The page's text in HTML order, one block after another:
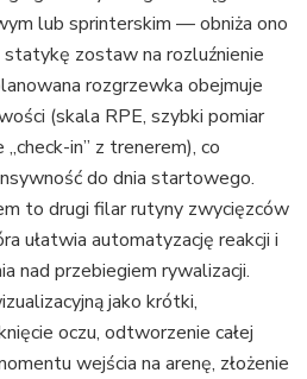
lub sprinterskim — obniża ono
zostaw na rozluźnienie
rozgrzewka obejmuje
(skala RPE, szybki pomiar
in” z trenerem), co
do dnia startowego.
to drugi filar rutyny zwycięzców
ułatwia automatyzację reakcji i
nad przebiegiem rywalizacji.
jako krótki,
oczu, odtworzenie całej
wejścia na arenę, złożenie